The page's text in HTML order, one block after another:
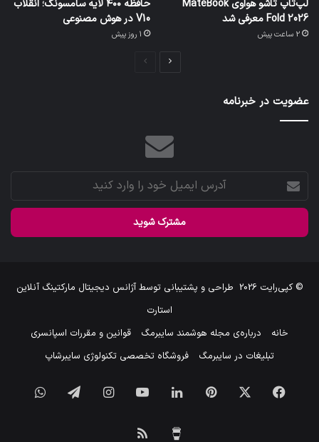
لپ‌تاپ تاشو هواوی MateBook
Fold 2026 معرفی شد
2 ساعت پیش
حافظه ۴۰۰ لایه سامسونگ؛ انقلاب
V10 در هوش مصنوعی
1 روز پیش
عضویت در خبرنامه
آدرس
ایمیل
خود
وارد
© کپی‌رایت 2026 طراحی و پشتیبانی توسطآژانس دیجیتال مارکتینگ آنلاین
استارت
خانه
درباره‌ی مجله هوشمند سایبرمگ
قوانین و مقررات اسپانسری
تبلیغات در سایبرمگ
فروشگاه تخصصی تکنولوژی سایبرشاپ
فیس
‫پین‌ترست لینکدین یوتیوب اینستاگرام تلگرام